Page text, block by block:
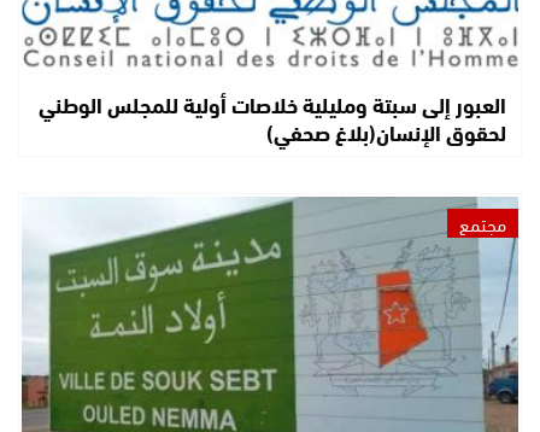
العبور إلى سبتة ومليلية خلاصات أولية للمجلس الوطني
لحقوق الإنسان(بلاغ صحفي)
مجتمع